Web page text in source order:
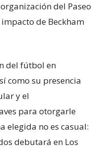
del Paseo
de Beckham
del fútbol en
como su presencia
y el
para otorgarle
elegida no es casual:
debutará en Los